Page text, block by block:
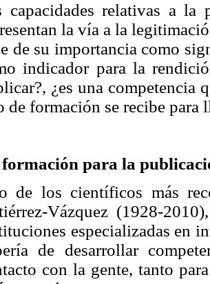
capacidades relativas a
la vía a la
de su importancia como
indicador para la
¿es una competencia
de formación se recibe para
para la
de los científicos más
Vázquez (1928-
especializadas en
de desarrollar
con la gente, tanto